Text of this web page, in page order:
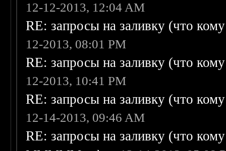
12-12-2013, 12:04 AM
RE: запросы на заливку (что
12-2013, 08:01 PM
RE: запросы на заливку (что
12-2013, 10:41 PM
RE: запросы на заливку (что
12-14-2013, 09:46 AM
RE: запросы на заливку (что